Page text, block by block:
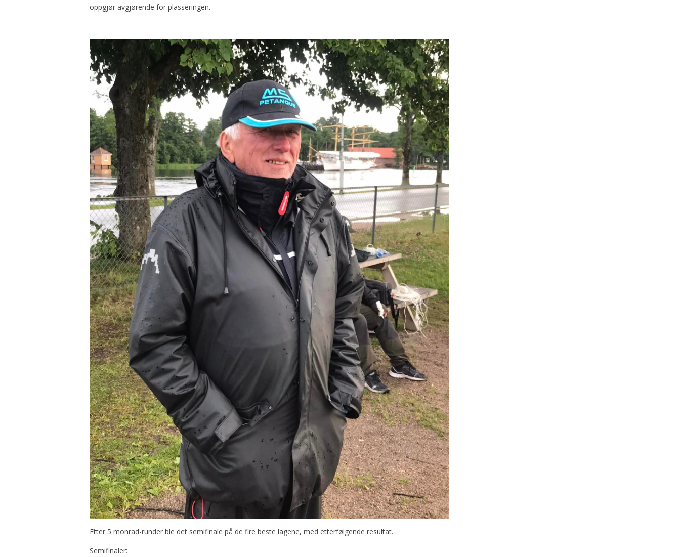
oppgjør avgjørende for plasseringen.
Etter 5 monrad-runder ble det semifinale på de fire beste lagene, med etterfølgende resultat.
Semifinaler: